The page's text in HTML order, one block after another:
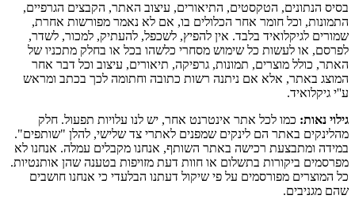
בסיס הנתונים, הטקסטים, התיאורים, עיצוב האתר, הקבצים הגרפיים,
התמונות, וכל חומר אחר הכלולים בו, אם לא נאמר מפורשות אחרת,
שמורים לגיקלואיד בלבד. אין להפיץ, לשכפל, להעתיק, למכור, לשדר,
לפרסם, או לעשות כל שימוש מסחרי כלשהו בכל או בחלק מתכניו של
האתר, כולל מוצרים, תמונות, גרפיקה, תיאורים, עיצוב וכל דבר אחר
המוצג באתר, אלא אם ניתנה רשות כתובה וחתומה לכך בכתב ומראש
ע''י גיקלואיד.
גילוי נאות: כמו לכל אתר אינטרנט אחר, יש לנו עלויות תפעול. חלק
מהלינקים באתר הם לינקים שמפנים לאתרי צד שלישי, להלן "שותפים".
במידה ומתבצעת רכישה באתר השותף, אנחנו מקבלים עמלה. אנחנו לא
מפרסמים ביקורות בתשלום או חוות דעת מזויפות בטענה שהן אותנטיות.
כל המוצרים מפורסמים על פי שיקול דעתנו הבלעדי כי אנחנו חושבים
שהם מגניבים.